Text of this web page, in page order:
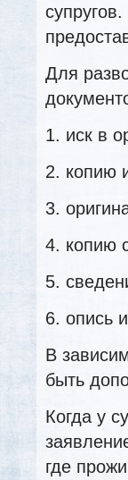
Для
1. иск в
2. копию
3.
4. копию
5.
6. опись
В
быть
Когда у
где